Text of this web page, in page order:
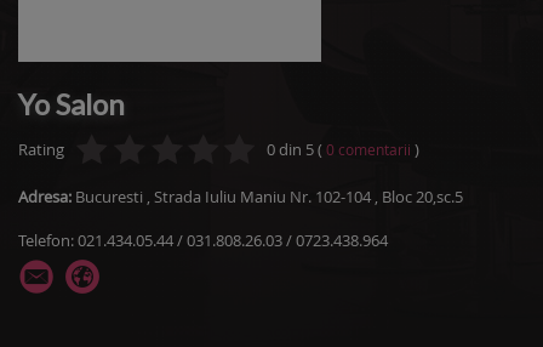
Yo Salon
Rating 0din 5( 0 comentarii )
Adresa: Bucuresti , Strada Iuliu Maniu Nr. 102-104 , Bloc 20,sc.5
Telefon: 021.434.05.44 / 031.808.26.03 / 0723.438.964